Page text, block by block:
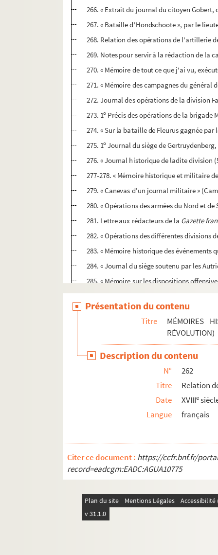
266. « Extrait du journal du citoyen
267. « Bataille d'Hondschoote », par le
268. Relation des opérations de l'artillerie
269. Notes pour servir à la rédaction de la
270. « Mémoire de tout ce que j'ai vu,
271. « Mémoire des campagnes du général
272. Journal des opérations de la division
273. 1o Précis des opérations de la brigade
274. « Sur la bataille de Fleurus gagnée
275. 1o Journal du siège de
276. « Journal historique de ladite division
277-278. « Mémoire historique et militaire
279. « Canevas d'un journal militaire »
280. « Opérations des armées du Nord et
281. Lettre aux rédacteurs de la Gazette
282. « Opérations des différentes divisions
283. « Mémoire historique des événements
284. « Journal du siège soutenu par les
285. « Mémoire sur les dispositions
286. « Sièges faits par l'armée du Nord
287. Relations des sièges de Charleroi,
288. « Relation du siège de Maestricht »,
290. « Journal historique de la campagne
291. « Mémoires militaires du général de
292. « Compte rendu par le général de
293. Campagnes des armées du Nord,
294. « Exposé des opérations de l'armée
296. Journal de la campagne de l'an IV à
297. Note sur les opérations de l'armée de
298. Précis des opérations de l'armée de
299. « Relation de l'affaire de Limbourg sur
300. « Retraite de Limbourg sur la Lahn »,
301. Relation de la campagne de 1796 sur
Présentation du contenu
Titre
MÉMOIRES
RÉVOLUTION)
Description du contenu
N°
262
Titre
Relation
Date
XVIIIe
Langue
français
Citer ce document : https://ccfr.bnf.fr/
record=eadcgm:EADC:AGUA10775
Plan du site Mentions Légales
v 31.1.0